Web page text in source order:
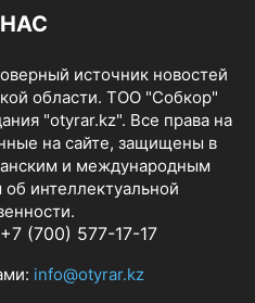
источник новостей
области. ТОО "Собкор"
"otyrar.kz". Все права на
на сайте, защищены в
и международным
об интеллектуальной
(700) 577-17-17
info@otyrar.kz